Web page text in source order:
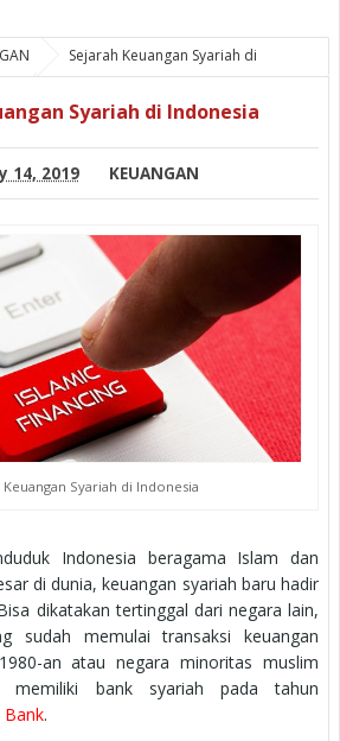
Sejarah Keuangan Syariah di
Syariah di Indonesia
14, 2019 KEUANGAN
Keuangan Syariah di Indonesia
Indonesia beragama Islam dan
di dunia, keuangan syariah baru hadir
dikatakan tertinggal dari negara lain,
sudah memulai transaksi keuangan
an atau negara minoritas muslim
memiliki bank syariah pada tahun
Bank.